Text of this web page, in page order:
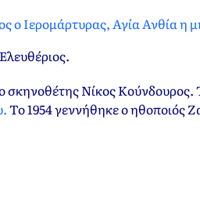
ο Ιερομάρτυρας, Αγία Ανθία
.
σκηνοθέτης Νίκος
Το 1954 γεννήθηκε ο ηθοποιός